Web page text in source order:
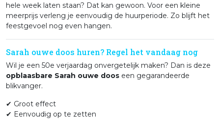
hele week laten staan? Dat kan gewoon. Voor een kleine
meerprijs verleng je eenvoudig de huurperiode. Zo blijft het
feestgevoel nog even hangen.
Sarah ouwe doos huren? Regel het vandaag nog
Wil je een 50e verjaardag onvergetelijk maken? Dan is deze
opblaasbare Sarah ouwe doos een gegarandeerde
blikvanger.
✔ Groot effect
✔ Eenvoudig op te zetten